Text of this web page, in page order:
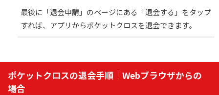
最後に「退会申請」のページにある「退会する」をタップ
すれば、アプリからポケットクロスを退会できます。
ポケットクロスの退会手順｜Webブラウザからの
場合